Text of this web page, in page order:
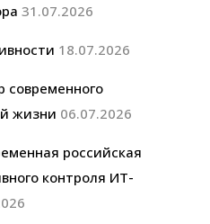
31.07.2026
18.07.2026
современного
жизни 06.07.2026
российская
контроля ИТ-